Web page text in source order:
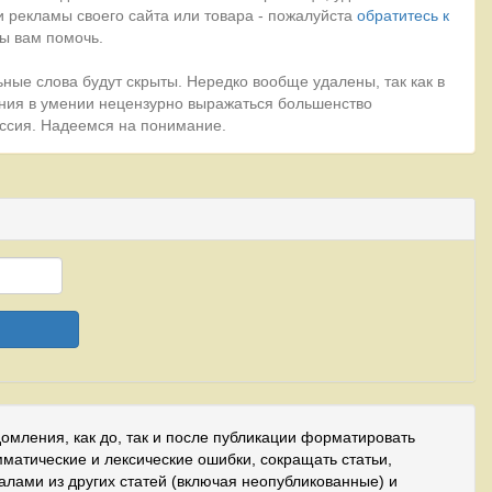
своего сайта или товара - пожалуйста обратитесь к
вам помочь.
слова будут скрыты. Нередко вообще удалены, так как в
в умении нецензурно выражаться большенство
Надеемся на понимание.
как до, так и после публикации форматировать
и лексические ошибки, сокращать статьи,
из других статей (включая неопубликованные) и